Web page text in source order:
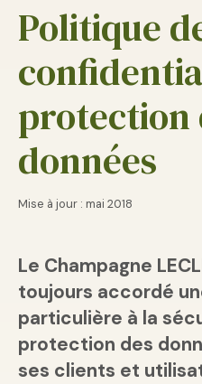
Politique
protection
données
Mise à jour : mai 2018
Le Champagne
toujours accordé
particulière à la
protection des
ses clients et